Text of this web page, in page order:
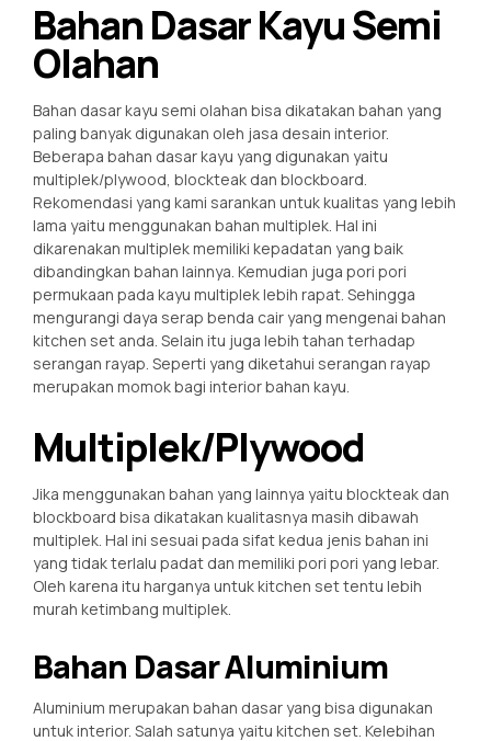
Bahan Dasar Kayu Semi
Olahan
Bahan dasar kayu semi olahan bisa dikatakan bahan yang
paling banyak digunakan oleh jasa desain interior.
Beberapa bahan dasar kayu yang digunakan yaitu
multiplek/plywood, blockteak dan blockboard.
Rekomendasi yang kami sarankan untuk kualitas yang lebih
lama yaitu menggunakan bahan multiplek. Hal ini
dikarenakan multiplek memiliki kepadatan yang baik
dibandingkan bahan lainnya. Kemudian juga pori pori
permukaan pada kayu multiplek lebih rapat. Sehingga
mengurangi daya serap benda cair yang mengenai bahan
kitchen set anda. Selain itu juga lebih tahan terhadap
serangan rayap. Seperti yang diketahui serangan rayap
merupakan momok bagi interior bahan kayu.
Multiplek/Plywood
Jika menggunakan bahan yang lainnya yaitu blockteak dan
blockboard bisa dikatakan kualitasnya masih dibawah
multiplek. Hal ini sesuai pada sifat kedua jenis bahan ini
yang tidak terlalu padat dan memiliki pori pori yang lebar.
Oleh karena itu harganya untuk kitchen set tentu lebih
murah ketimbang multiplek.
Bahan Dasar Aluminium
Aluminium merupakan bahan dasar yang bisa digunakan
untuk interior. Salah satunya yaitu kitchen set. Kelebihan